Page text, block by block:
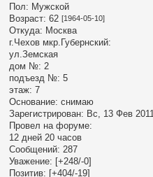
Пол: Мужской
Возраст: 62 [1964-05-10]
Откуда: Москва
г.Чехов мкр.Губернский:
ул.Земская
дом №: 2
подъезд №: 5
этаж: 7
Основание: снимаю
Зарегистрирован: Вс, 13 Фев 2011
Провел на форуме:
12 дней 20 часов
Сообщений: 287
Уважение: [+248/-0]
Позитив: [+404/-19]